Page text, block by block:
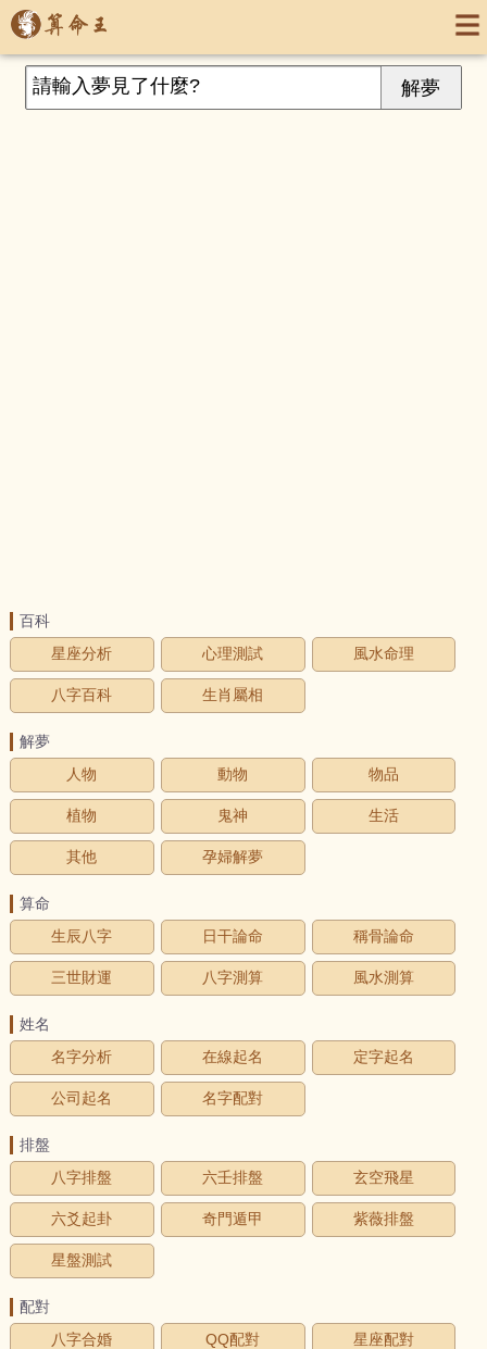
百科
星座分析
心理測試 風水命理
八字百科 生肖屬相
解夢
人物
動物 物品
植物 鬼神 生活
其他 孕婦解夢
算命
生辰八字
日干論命 稱骨論命
三世財運 八字測算 風水測算
姓名
名字分析
在線起名 定字起名
公司起名 名字配對
排盤
八字排盤
六壬排盤 玄空飛星
六爻起卦 奇門遁甲 紫薇排盤
星盤測試
配對
八字合婚
QQ配對 星座配對